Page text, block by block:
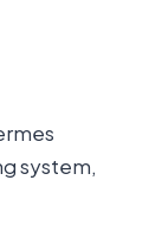
system,